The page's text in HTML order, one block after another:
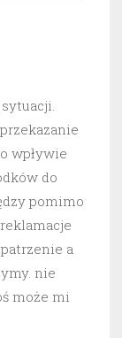
wpływie
do
pomimo
a
nie
może mi